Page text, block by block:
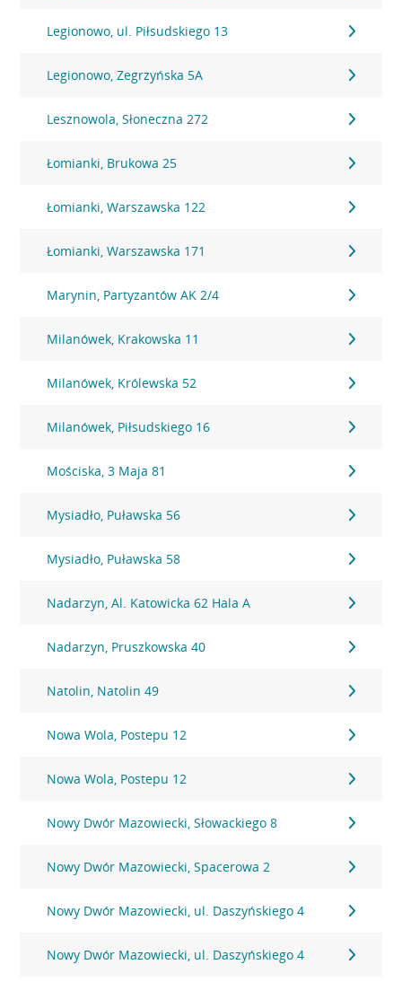
Legionowo, ul. Piłsudskiego 13
Legionowo, Zegrzyńska 5A
Lesznowola, Słoneczna 272
Łomianki, Brukowa 25
Łomianki, Warszawska 122
Łomianki, Warszawska 171
Marynin, Partyzantów AK 2/4
Milanówek, Krakowska 11
Milanówek, Królewska 52
Milanówek, Piłsudskiego 16
Mościska, 3 Maja 81
Mysiadło, Puławska 56
Mysiadło, Puławska 58
Nadarzyn, Al. Katowicka 62 Hala A
Nadarzyn, Pruszkowska 40
Natolin, Natolin 49
Nowa Wola, Postepu 12
Nowa Wola, Postepu 12
Nowy Dwór Mazowiecki, Słowackiego 8
Nowy Dwór Mazowiecki, Spacerowa 2
Nowy Dwór Mazowiecki, ul. Daszyńskiego 4
Nowy Dwór Mazowiecki, ul. Daszyńskiego 4